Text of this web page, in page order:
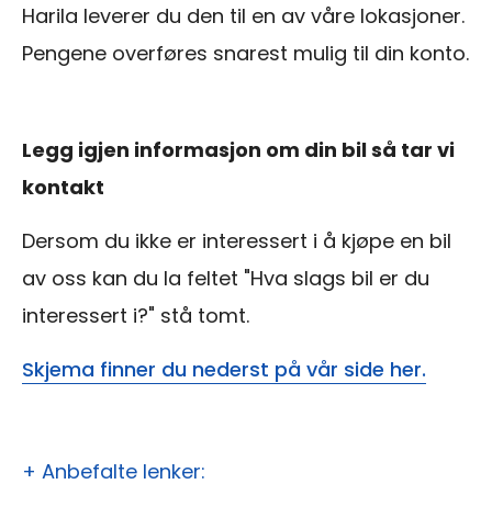
Harila leverer du den til en av våre lokasjoner.
Pengene overføres snarest mulig til din konto.
Legg igjen informasjon om din bil så tar vi
kontakt
Dersom du ikke er interessert i å kjøpe en bil
av oss kan du la feltet "Hva slags bil er du
interessert i?" stå tomt.
Skjema finner du nederst på vår side her.
+ Anbefalte lenker: